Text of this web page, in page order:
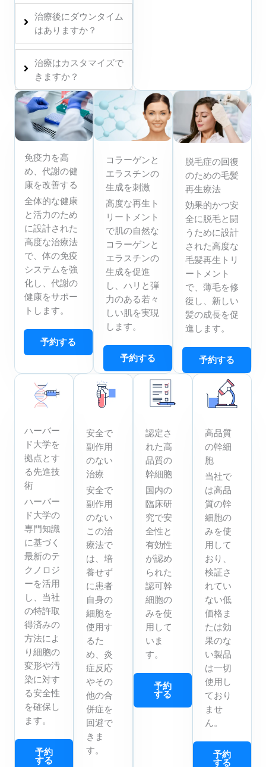
治療後にダウンタイム
はありますか？
治療はカスタマイズで
きますか？
免疫力を高
め、代謝の健
康を改善する
全体的な健康
と活力のため
に設計された
高度な治療法
で、体の免疫
システムを強
化し、代謝の
健康をサポー
トします。
予約する
コラーゲンと
エラスチンの
生成を刺激
高度な再生ト
リートメント
で肌の自然な
コラーゲンと
エラスチンの
生成を促進
し、ハリと弾
力のある若々
しい肌を実現
します。
予約する
脱毛症の回復
のための毛髪
再生療法
効果的かつ安
全に脱毛と闘
うために設計
された高度な
毛髪再生トリ
ートメント
で、薄毛を修
復し、新しい
髪の成長を促
進します。
予約する
ハーバー
ド大学を
拠点とす
る先進技
術
ハーバー
ド大学の
専門知識
に基づく
最新のテ
クノロジ
ーを活用
し、当社
の特許取
得済みの
方法によ
り細胞の
変形や汚
染に対す
る安全性
を確保し
ます。
予約
する
安全で
副作用
のない
治療
安全で
副作用
のない
この治
療法で
は、培
養せず
に患者
自身の
細胞を
使用す
るた
め、炎
症反応
やその
他の合
併症を
回避で
きま
す。
認定さ
れた高
品質の
幹細胞
国内の
臨床研
究で安
全性と
有効性
が認め
られた
認可幹
細胞の
みを使
用して
いま
す。
予約
する
高品質
の幹細
胞
当社で
は高品
質の幹
細胞の
みを使
用して
おり、
検証さ
れてい
ない低
価格ま
たは効
果のな
い製品
は一切
使用し
ており
ませ
ん。
予約
する